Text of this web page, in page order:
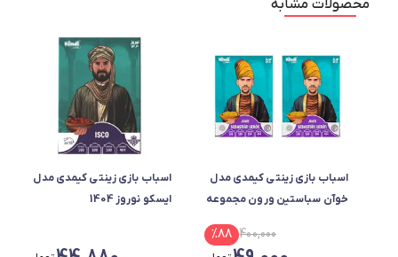
محصولات مشابه
اسباب بازی زینتی کیمدی مدل
خوآن سباستین ورون مجموعه
400,000
%88
اسباب بازی زینتی کیمدی مدل
ایسکو نوروز 1404